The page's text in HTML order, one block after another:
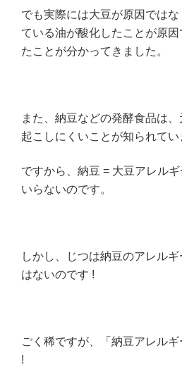
でも実際には大豆が原因では
ている油が酸化したことが原
たことが分かってきました。
また、納豆などの発酵食品は
起こしにくいことが知られてい
ですから、納豆 = 大豆アレル
いらないのです。
しかし、じつは納豆のアレル
はないのです !
ごく稀ですが、「納豆アレル
!